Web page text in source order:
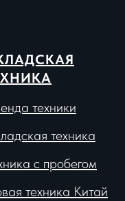
техники
техника
с пробегом
техника Китай